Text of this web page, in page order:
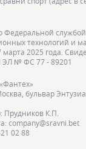
Федеральной
технологий и
2025 года.
№ ФС 77 - 89201
бульвар
Прудников К.П.
company@sravni.bet
02 88